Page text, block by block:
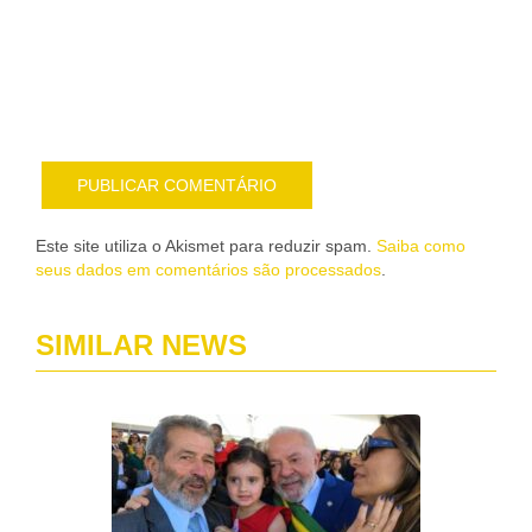
Este site utiliza o Akismet para reduzir spam. Saiba como
seus dados em comentários são processados
SIMILAR NEWS